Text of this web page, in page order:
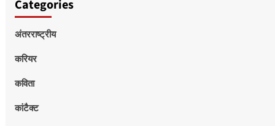
Categories
अंतरराष्ट्रीय
करियर
कविता
कांटैक्ट